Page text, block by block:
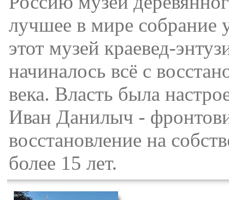
лучшее в мире собрание
этот музей краевед-
начиналось всё с
века. Власть была
Иван Данилыч -
восстановление на
более 15 лет.